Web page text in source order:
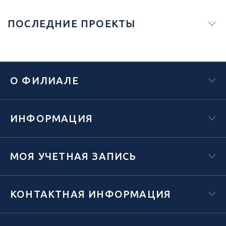
ПОСЛЕДНИЕ ПРОЕКТЫ
О ФИЛИАЛЕ
ИНФОРМАЦИЯ
МОЯ УЧЕТНАЯ ЗАПИСЬ
КОНТАКТНАЯ ИНФОРМАЦИЯ